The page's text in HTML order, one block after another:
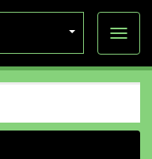
Näytä